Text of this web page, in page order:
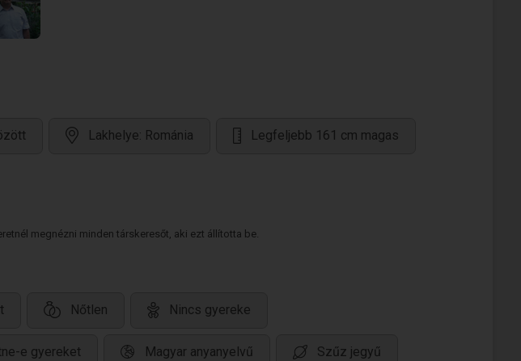
Lakhelye: Románia Legfeljebb 161 cm magas
megnézni minden társkeresőt, aki ezt állította be.
Nőtlen Nincs gyereke
e gyereket Magyar anyanyelvű Szűz jegyű